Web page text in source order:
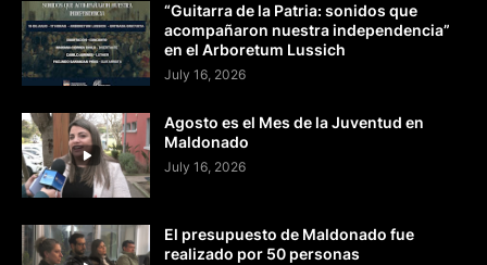
“Guitarra de la Patria: sonidos que
acompañaron nuestra independencia”
en el Arboretum Lussich
July 16, 2026
Agosto es el Mes de la Juventud en
Maldonado
July 16, 2026
El presupuesto de Maldonado fue
realizado por 50 personas